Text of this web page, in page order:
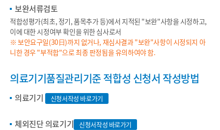
보완서류검토
적합성평가(최초, 정기, 품목추가 등)에서 지적된 "보완"사항을 시정하고,
이에 대한 시정여부 확인을 위한 심사로서
※ 보안요구일(30日)까지 없거나, 재심사결과 "보완"사항이 시정되지 아
니한 경우 "부적합"으로 최종 판정됨을 유의하여야 함.
의료기기품질관리기준 적합성 신청서 작성방법
의료기기 신청서작성 바로가기
체외진단 의료기기 신청서작성 바로가기